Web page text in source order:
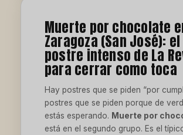
Muerte por chocolate
Zaragoza (San José): el
postre intenso de La
para cerrar como toca
Hay postres que se piden “por
postres que se piden porque de
estás esperando. Muerte por
está en el segundo grupo. Es el